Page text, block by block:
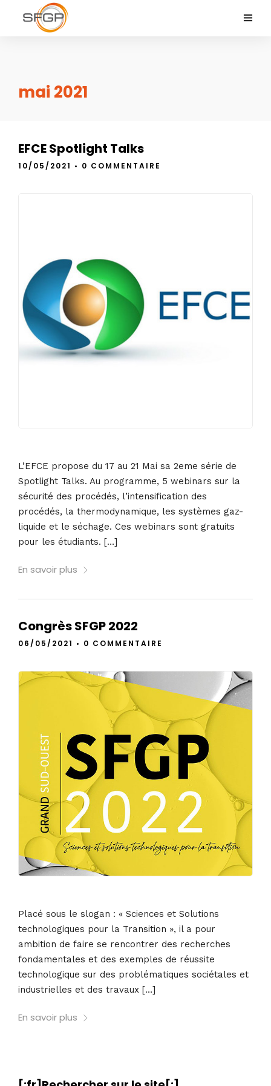
mai 2021
EFCE Spotlight Talks
10/05/2021 • 0 COMMENTAIRE
L’EFCE propose du 17 au 21 Mai sa 2eme série de
Spotlight Talks. Au programme, 5 webinars sur la
sécurité des procédés, l’intensification des
procédés, la thermodynamique, les systèmes gaz-
liquide et le séchage. Ces webinars sont gratuits
pour les étudiants. […]
En savoir plus
Congrès SFGP 2022
06/05/2021 • 0 COMMENTAIRE
Placé sous le slogan : « Sciences et Solutions
technologiques pour la Transition », il a pour
ambition de faire se rencontrer des recherches
fondamentales et des exemples de réussite
technologique sur des problématiques sociétales et
industrielles et des travaux […]
En savoir plus